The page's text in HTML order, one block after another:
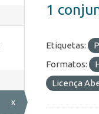
x
1
Etiquetas:
Formatos:
Licença